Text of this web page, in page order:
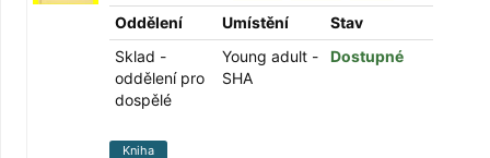
Oddělení
Umístění
Stav
Sklad -
oddělení pro
dospělé
Young adult -
SHA
Dostupné
Kniha